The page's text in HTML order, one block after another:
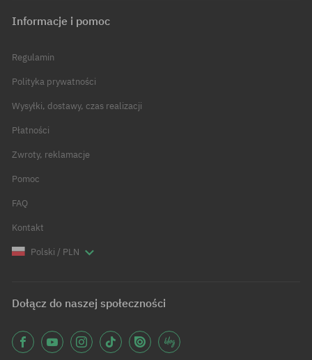
Informacje i pomoc
Regulamin
Polityka prywatności
Wysyłki, dostawy, czas realizacji
Płatności
Zwroty, reklamacje
Pomoc
FAQ
Kontakt
Polski / PLN
Dołącz do naszej społeczności